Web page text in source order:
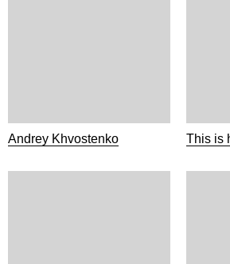
Andrey Khvostenko This is